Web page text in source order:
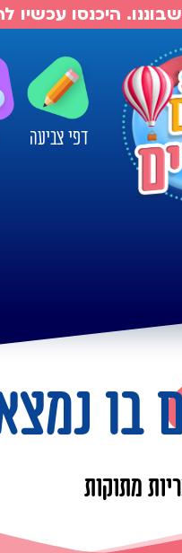
היכנסו עכשיו
דפי צביעה
בו
מתוקות